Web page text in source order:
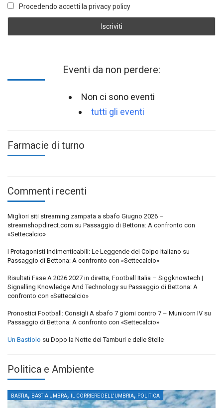
Procedendo accetti la privacy policy
Eventi da non perdere:
Non ci sono eventi
tutti gli eventi
Farmacie di turno
Commenti recenti
Migliori siti streaming zampata a sbafo Giugno 2026 –
streamshopdirect.com su Passaggio di Bettona: A confronto con
«Settecalcio»
I Protagonisti Indimenticabili: Le Leggende del Colpo Italiano su
Passaggio di Bettona: A confronto con «Settecalcio»
Risultati Fase A 2026 2027 in diretta, Football Italia – Siggknowtech |
Signalling Knowledge And Technology su Passaggio di Bettona: A
confronto con «Settecalcio»
Pronostici Football: Consigli A sbafo 7 giorni contro 7 – Municorn IV su
Passaggio di Bettona: A confronto con «Settecalcio»
Un Bastiolo su Dopo la Notte dei Tamburi e delle Stelle
Politica e Ambiente
BASTIA, BASTIA UMBRA, IL CORRIERE DELL'UMBRIA, POLITICA